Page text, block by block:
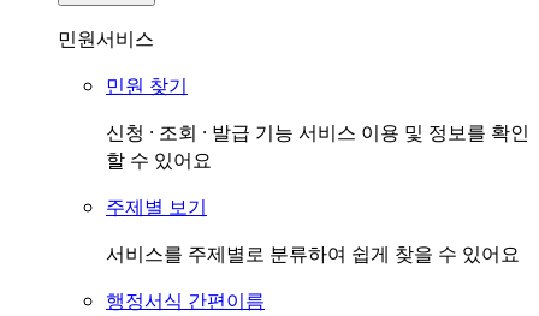
민원서비스
민원 찾기
신청 · 조회 · 발급 기능 서비스 이용 및 정보를 확인
할 수 있어요
주제별 보기
서비스를 주제별로 분류하여 쉽게 찾을 수 있어요
행정서식 간편이름